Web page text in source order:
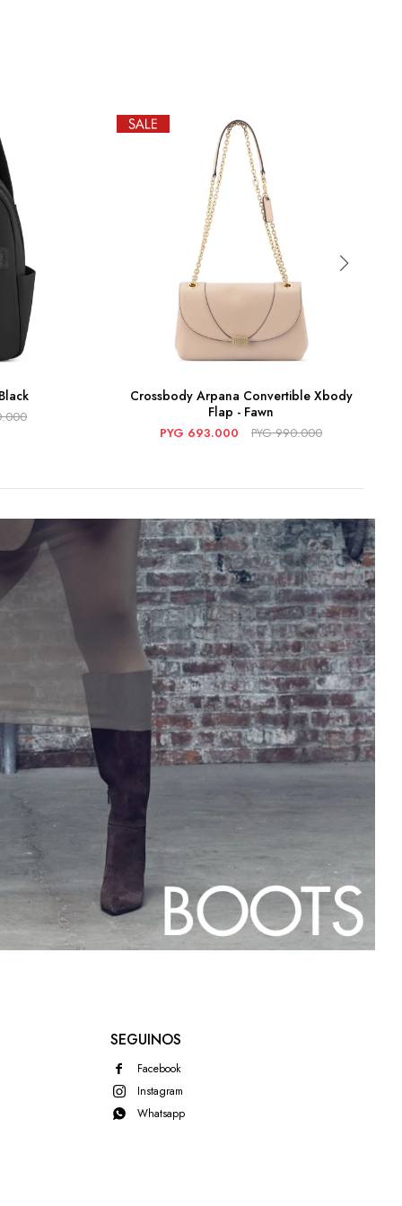
Crossbody Arpana Convertible Xbody
Flap - Fawn
PYG 693.000 PYG 990.000
SEGUINOS
Facebook
Instagram
Whatsapp